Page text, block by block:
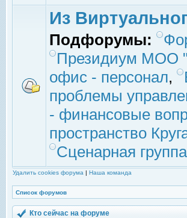
Из
Подфорумы:
Президиум МОО
офис - персонал,
проблемы
- финансовые
пространство
Сценарная группа
Удалить cookies форума | Наша команда
Список форумов
Кто сейчас на форуме